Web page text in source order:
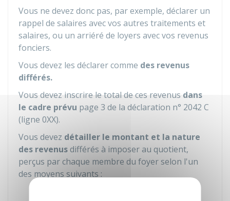
Vous ne devez donc pas, par exemple, déclarer un
rappel de salaires avec vos autres traitements et
salaires, ou un arriéré de loyers avec vos revenus
fonciers.
Vous devez les déclarer comme des revenus
différés.
Vous devez inscrire le total de ces revenus dans
le cadre prévu page 3 de la déclaration n° 2042 C
(ligne 0XX).
Vous devez détailler le montant et la nature
des revenusdifférés à imposer au quotient,
perçus par chaque membre du foyer selon l'un
des moyens suivants :